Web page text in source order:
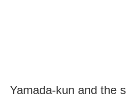
Yamada-kun and the